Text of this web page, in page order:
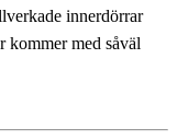
innerdörrar
kommer med såväl